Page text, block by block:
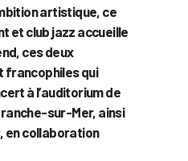
artistique, ce
et club jazz accueille
ces deux
francophiles qui
à l’auditorium de
sur-Mer, ainsi
en collaboration